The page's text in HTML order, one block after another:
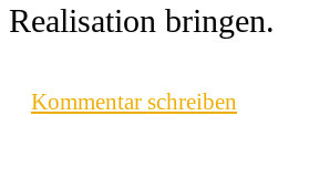
Realisation bringen.
Kommentar schreiben